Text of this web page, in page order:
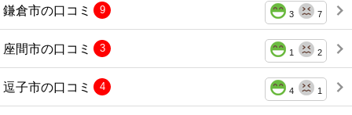
鎌倉市の口コミ 3 7
9
座間市の口コミ 1 2
3
逗子市の口コミ 4 1
4